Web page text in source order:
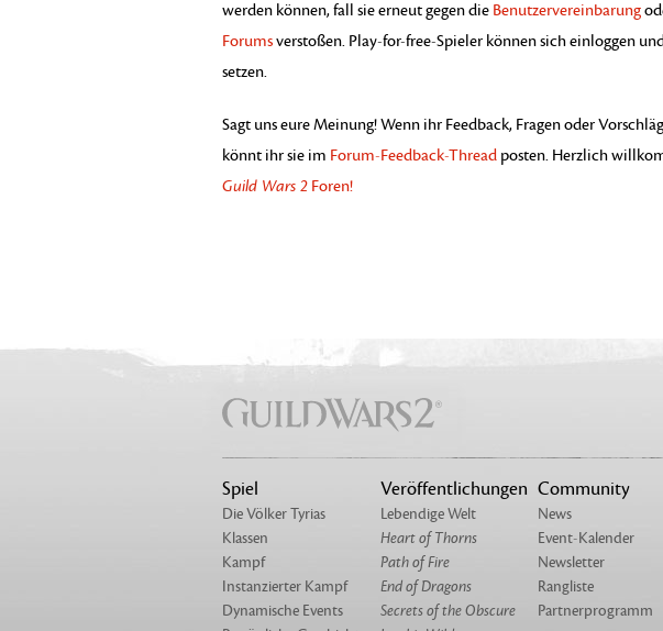
werden können, fall sie erneut gegen die Benutzervereinbarung
Forumsverstoßen. Play-for-free-Spieler können sich einloggen
setzen.
Sagt uns eure Meinung! Wenn ihr Feedback, Fragen oder
könnt ihr sie im Forum-Feedback-Thread posten. Herzlich
Guild Wars 2 Foren!
Spiel
Die Völker Tyrias
Klassen
Kampf
Instanzierter Kampf
Dynamische Events
Veröffentlichungen
Lebendige Welt
Heart of Thorns
Path of Fire
End of Dragons
Secrets of the Obscure
Community
News
Event-Kalender
Newsletter
Rangliste
Partnerprogramm